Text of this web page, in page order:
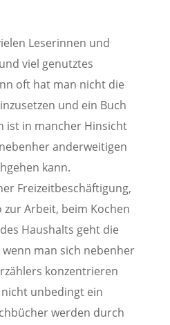
Leserinnen und
viel genutztes
oft hat man nicht die
und ein Buch
ist in mancher Hinsicht
anderweitigen
kann.
Freizeitbeschäftigung,
Arbeit, beim Kochen
Haushalts geht die
man sich nebenher
konzentrieren
unbedingt ein
werden durch